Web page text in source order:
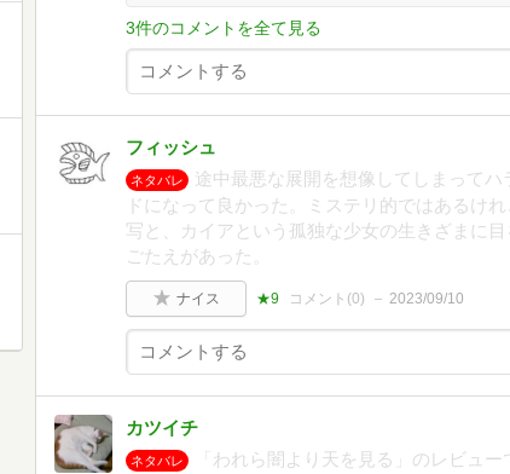
3件のコメントを全て見る
フィッシュ
ネタバレ
途中最悪な展開を想像してしまって
ドになって良かった。ミステリ的ではあるけ
写と、カイアという孤独な少女の生きざまに
ごたえがあった。
ナイス ★9 コメント(0) 2023/09/10
カツイチ
ネタバレ
「われら闇より天を見る」のレビュ